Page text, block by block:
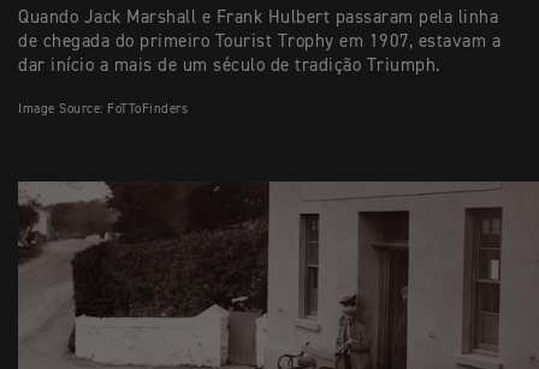
Quando Jack Marshall e Frank Hulbert passaram pela linha
de chegada do primeiro Tourist Trophy em 1907, estavam a
dar início a mais de um século de tradição Triumph.
Image Source: FoTToFinders